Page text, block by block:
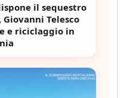
il sequestro
Telesco
e riciclaggio in